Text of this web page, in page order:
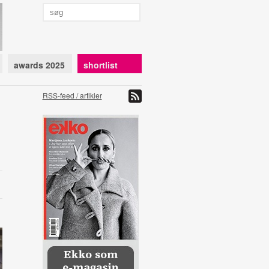
awards 2025 shortlist
RSS-feed / artikler